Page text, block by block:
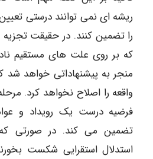
ریشه ای نمی توانند درستی
را تضمین کنند. در حقیقت
که بر روی علت های مستقیم
منجر به پیشنهاداتی خواهد
واقعه را اصلاح نخواهد کرد.
فرضیه درست یک رویداد و
تضمین می کند. در صورتی
استدلال استقرایی شکست